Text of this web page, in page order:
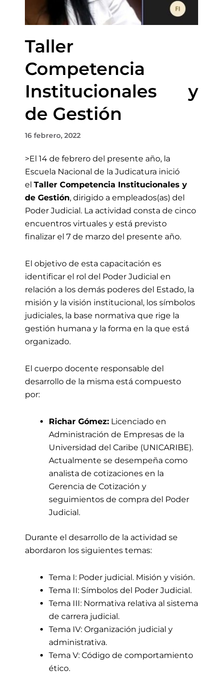
Taller
Competencia
Institucionales y
de Gestión
16 febrero, 2022
>El 14 de febrero del presente año, la
Escuela Nacional de la Judicatura inició
el Taller Competencia Institucionales y
de Gestión, dirigido a empleados(as) del
Poder Judicial . La actividad consta de cinco
encuentros virtuales y está previsto
finalizar el 7 de marzo del presente año.
El objetivo de esta capacitación es
identificar el rol del Poder Judicial en
relación a los demás poderes del Estado, la
misión y la visión institucional, los símbolos
judiciales, la base normativa que rige la
gestión humana y la forma en la que está
organizado.
El cuerpo docente responsable del
desarrollo de la misma está compuesto
por:
Richar Gómez: Licenciado en
Administración de Empresas de la
Universidad del Caribe (UNICARIBE).
Actualmente se desempeña como
analista de cotizaciones en la
Gerencia de Cotización y
seguimientos de compra del Poder
Judicial.
Durante el desarrollo de la actividad se
abordaron los siguientes temas:
Tema I: Poder judicial. Misión y visión.
Tema II: Símbolos del Poder Judicial.
Tema III: Normativa relativa al sistema
de carrera judicial.
Tema IV: Organización judicial y
administrativa.
Tema V: Código de comportamiento
ético.